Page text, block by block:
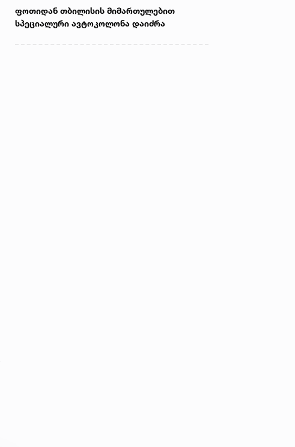
ფოთიდან თბილისის მიმართულებით
სპეციალური ავტოკოლონა დაიძრა